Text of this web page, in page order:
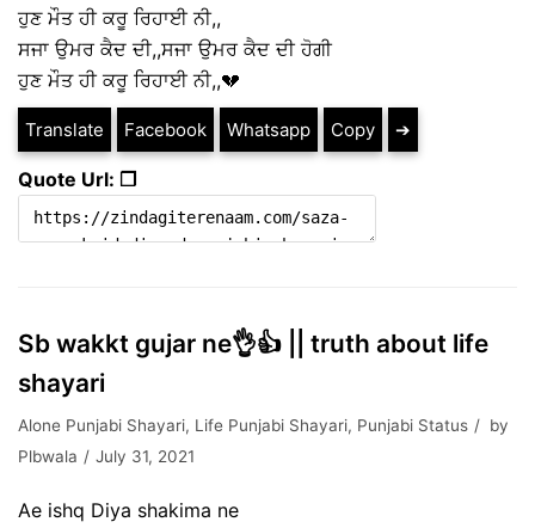
ਹੁਣ ਮੌਤ ਹੀ ਕਰੂ ਰਿਹਾਈ ਨੀ,,
ਸਜਾ ਉਮਰ ਕੈਦ ਦੀ,,ਸਜਾ ਉਮਰ ਕੈਦ ਦੀ ਹੋਗੀ
ਹੁਣ ਮੌਤ ਹੀ ਕਰੂ ਰਿਹਾਈ ਨੀ,,💔
Translate Facebook Whatsapp Copy ➔
Quote Url: ❐
Sb wakkt gujar ne👌👍 || truth about life
shayari
Alone Punjabi Shayari, Life Punjabi Shayari, Punjabi Status
by
Plbwala
July 31, 2021
Ae ishq Diya shakima ne